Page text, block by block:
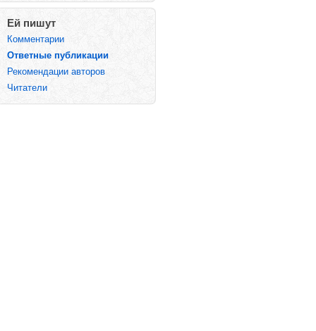
Ей пишут
Комментарии
Ответные публикации
Рекомендации авторов
Читатели